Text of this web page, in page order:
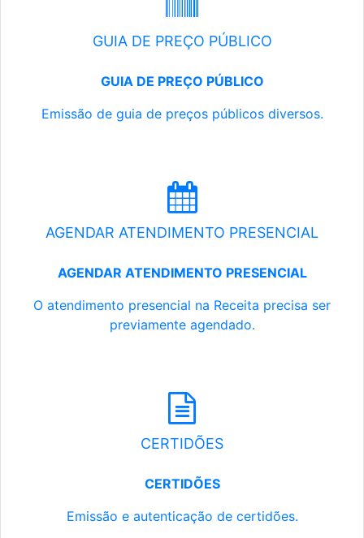
GUIA DE PREÇO PÚBLICO
GUIA DE PREÇO PÚBLICO
Emissão de guia de preços públicos diversos.
AGENDAR ATENDIMENTO PRESENCIAL
AGENDAR ATENDIMENTO PRESENCIAL
O atendimento presencial na Receita precisa ser
previamente agendado.
CERTIDÕES
CERTIDÕES
Emissão e autenticação de certidões.